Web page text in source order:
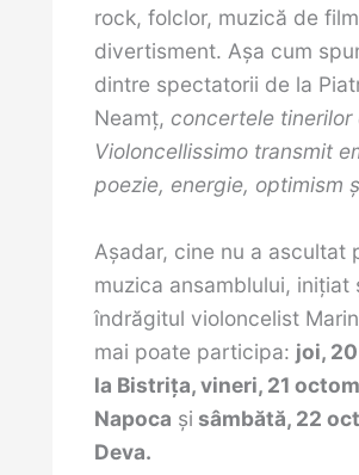
rock, folclor, muzică de
divertisment. Așa cum
dintre spectatorii de la
Neamț, concertele tinerilor
Violoncellissimo transmit
poezie, energie, optimism
Așadar, cine nu a ascultat
muzica ansamblului, inițiat
îndrăgitul violoncelist
mai poate participa: joi,
la Bistriţa, vineri, 21
Napoca și sâmbătă, 22
Deva.